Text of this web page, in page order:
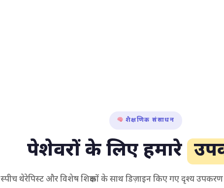
शैक्षणिक संसाधन
पेशेवरों के लिए हमारे
स्पीच थेरेपिस्ट और विशेष शिक्षकों के साथ डिज़ाइन किए गए दृश्य उपकरण